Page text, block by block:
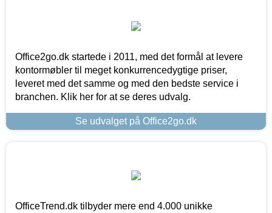
Office2go.dk startede i 2011, med det formål at levere
kontormøbler til meget konkurrencedygtige priser,
leveret med det samme og med den bedste service i
branchen. Klik her for at se deres udvalg.
Se udvalget på Office2go.dk
OfficeTrend.dk tilbyder mere end 4.000 unikke